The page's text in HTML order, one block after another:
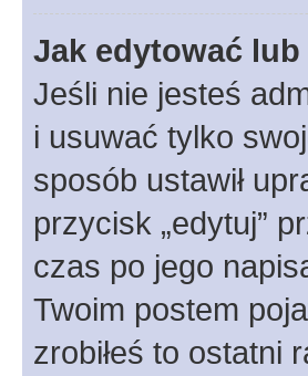
Jak edytować
Jeśli nie jesteś
i usuwać tylko
sposób ustawił
przycisk „edytuj”
czas po jego
Twoim postem
zrobiłeś to ostatni